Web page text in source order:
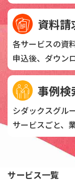
資料請
各サービスの資
申込後、 ダウン
事例検
シダックスグル
サービスごと、
サービス一覧